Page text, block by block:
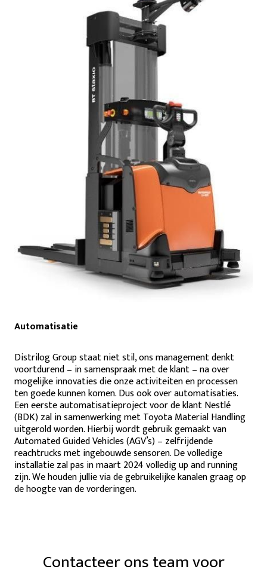
Automatisatie
Distrilog Group staat niet stil, ons management denkt
voortdurend – in samenspraak met de klant – na over
mogelijke innovaties die onze activiteiten en processen
ten goede kunnen komen. Dus ook over automatisaties.
Een eerste automatisatieproject voor de klant Nestlé
(BDK) zal in samenwerking met Toyota Material Handling
uitgerold worden. Hierbij wordt gebruik gemaakt van
Automated Guided Vehicles (AGV’s) – zelfrijdende
reachtrucks met ingebouwde sensoren. De volledige
installatie zal pas in maart 2024 volledig up and running
zijn. We houden jullie via de gebruikelijke kanalen graag op
de hoogte van de vorderingen.
Contacteer ons team voor